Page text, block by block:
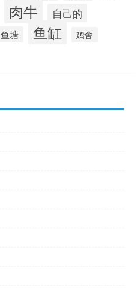
肉牛 自己的
鱼塘 鱼缸 鸡舍